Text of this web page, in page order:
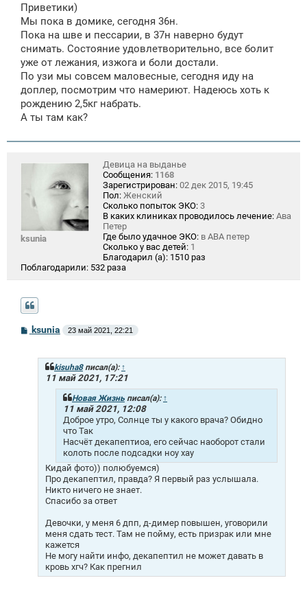
Приветики)
Мы пока в домике, сегодня 36н.
Пока на шве и пессарии, в 37н наверно будут
снимать. Состояние удовлетворительно, все болит
уже от лежания, изжога и боли достали.
По узи мы совсем маловесные, сегодня иду на
доплер, посмотрим что намериют. Надеюсь хоть к
рождению 2,5кг набрать.
А ты там как?
ksunia
Девица на выданье
Сообщения: 1168
Зарегистрирован: 02 дек 2015, 19:45
Пол: Женский
Сколько попыток ЭКО: 3
В каких клиниках проводилось лечение: Ава
Петер
Где было удачное ЭКО: в АВА петер
Сколько у вас детей: 1
Благодарил (а): 1510 раз
Поблагодарили: 532 раза
С
о
ksunia 23 май 2021, 22:21
kisuha8писал(а): ↑
11 май 2021, 17:21
Новая Жизнь писал(а): ↑
11 май 2021, 12:08
Доброе утро, Солнце ты у какого врача? Обидно
что Так
Насчёт декапептиоа, его сейчас наоборот стали
колоть после подсадки ноу хау
Кидай фото)) полюбуемся)
Про декапептил, правда? Я первый раз услышала.
Никто ничего не знает.
Спасибо за ответ
Девочки, у меня 6 дпп, д-димер повышен, уговорили
меня сдать тест. Там не пойму, есть призрак или мне
кажется
Не могу найти инфо, декапептил не может давать в
кровь хгч? Как прегнил